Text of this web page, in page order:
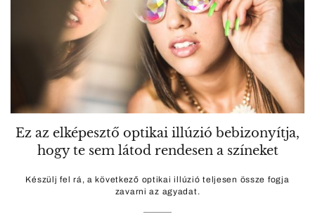
Ez az elképesztő optikai illúzió bebizonyítja,
hogy te sem látod rendesen a színeket
Készülj fel rá, a következő optikai illúzió teljesen össze fogja
zavarni az agyadat.